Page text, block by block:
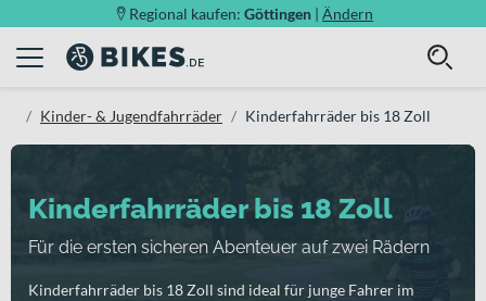
Regional kaufen: Göttingen | Ändern
Kinder- & Jugendfahrräder Kinderfahrräder bis 18 Zoll
Kinderfahrräder bis 18 Zoll
Für die ersten sicheren Abenteuer auf zwei Rädern
Kinderfahrräder bis 18 Zoll sind ideal für junge Fahrer im